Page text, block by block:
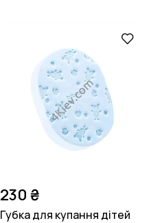
230 ₴
Губка для купання дітей